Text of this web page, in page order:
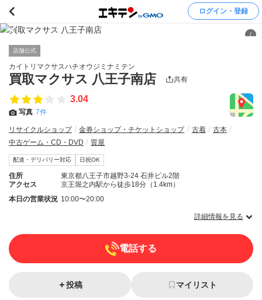
ログイン・登録
/
店舗公式
カイトリマクサスハチオウジミナミテン
買取マクサス 八王子南店 共有
3.04
写真 7件
リサイクルショップ 金券ショップ・チケットショップ 古着
古本
中古ゲーム・CD・DVD
質屋
配達・デリバリー対応 日祝OK
住所
東京都八王子市越野3-24 石井ビル2階
アクセス
京王堀之内駅から徒歩18分（1.4km）
本日の営業状況 10:00〜20:00
詳細情報を見る
電話する
投稿 マイリスト